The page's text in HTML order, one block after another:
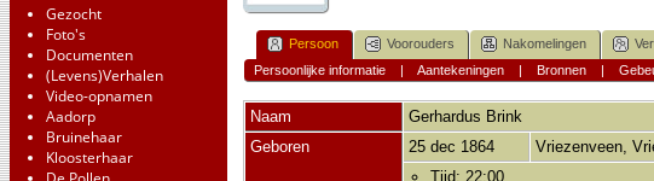
Gezocht
Foto's
Documenten
(Levens)Verhalen
Video-opnamen
Aadorp
Bruinehaar
Kloosterhaar
Persoon Voorouders Nakomelingen
Persoonlijke informatie| Aantekeningen| Bronnen|
Naam Gerhardus Brink
Geboren
25 dec 1864 Vriezenveen,
Tijd: 22:00